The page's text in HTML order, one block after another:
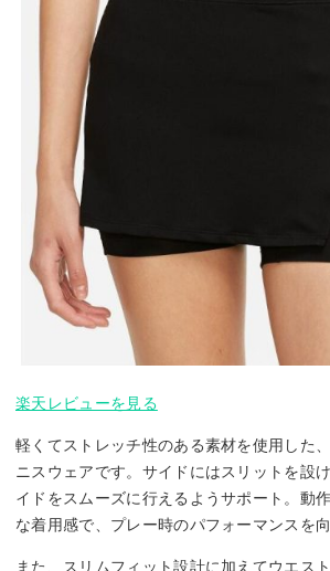
楽天レビューを見る
軽くてストレッチ性のある素材を使用した
ニスウェアです。サイドにはスリットを設
イドをスムーズに行えるようサポート。動
な着用感で、プレー時のパフォーマンスを向
また、スリムフィット設計に加えてウエス